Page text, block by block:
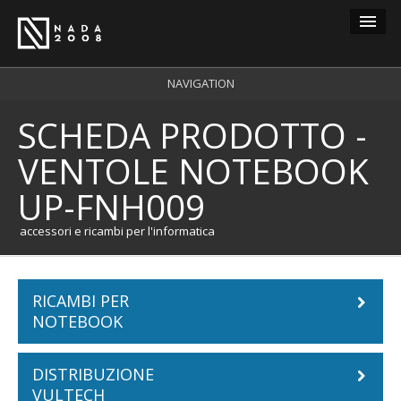
carrello 0
login
registrazione
NAVIGATION
SCHEDA PRODOTTO -
VENTOLE NOTEBOOK
UP-FNH009
accessori e ricambi per l'informatica
RICAMBI PER
NOTEBOOK
Batterie Notebook
DISTRIBUZIONE
VULTECH